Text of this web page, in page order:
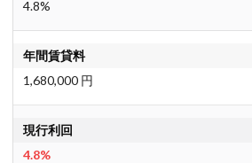
4.8%
年間賃貸料
1,680,000 円
現行利回
4.8%